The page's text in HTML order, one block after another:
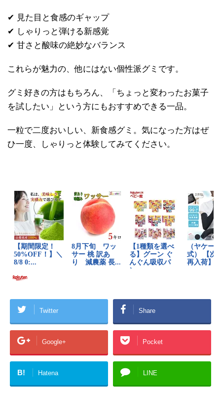
✔ 見た目と食感のギャップ
✔ しゃりっと弾ける新感覚
✔ 甘さと酸味の絶妙なバランス
これらが魅力の、他にはない個性派グミです。
グミ好きの方はもちろん、「ちょっと変わったお菓子
を試したい」という方にもおすすめできる一品。
一粒で二度おいしい、新食感グミ。気になった方はぜ
ひ一度、しゃりっと体験してみてください。
Twitter Share
Google+ Pocket
B! Hatena LINE